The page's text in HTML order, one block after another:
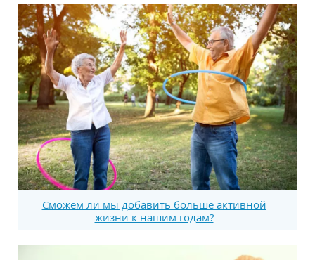
Сможем ли мы добавить больше активной
жизни к нашим годам?